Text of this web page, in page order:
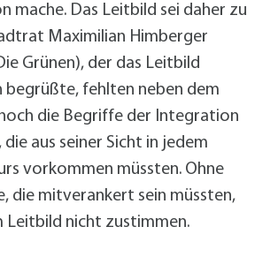
mache. Das Leitbild sei daher zu
Maximilian Himberger
Grünen), der das Leitbild
begrüßte, fehlten neben dem
die Begriffe der Integration
die aus seiner Sicht in jedem
vorkommen müssten. Ohne
die mitverankert sein müssten,
Leitbild nicht zustimmen.